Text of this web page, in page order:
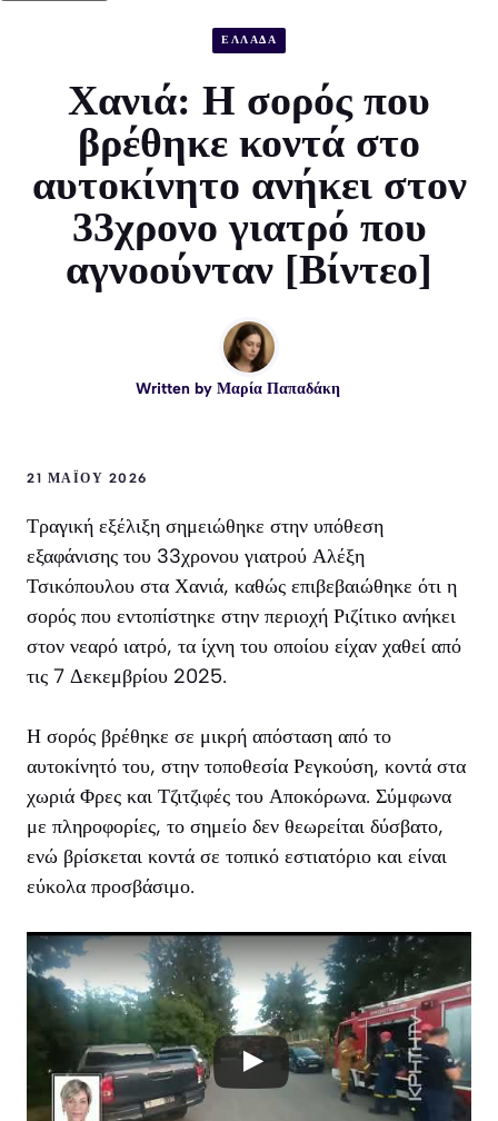
ΕΛΛΑΔΑ
Χανιά: Η σορός που
βρέθηκε κοντά στο
αυτοκίνητο ανήκει στον
33χρονο γιατρό που
αγνοούνταν [Βίντεο]
Written by Μαρία Παπαδάκη
21 ΜΑΪ́ΟΥ 2026
Τραγική εξέλιξη σημειώθηκε στην υπόθεση
εξαφάνισης του 33χρονου γιατρού Αλέξη
Τσικόπουλου στα Χανιά, καθώς επιβεβαιώθηκε ότι η
σορός που εντοπίστηκε στην περιοχή Ριζίτικο ανήκει
στον νεαρό ιατρό, τα ίχνη του οποίου είχαν χαθεί από
τις 7 Δεκεμβρίου 2025.
Η σορός βρέθηκε σε μικρή απόσταση από το
αυτοκίνητό του, στην τοποθεσία Ρεγκούση, κοντά στα
χωριά Φρες και Τζιτζιφές του Αποκόρωνα. Σύμφωνα
με πληροφορίες, το σημείο δεν θεωρείται δύσβατο,
ενώ βρίσκεται κοντά σε τοπικό εστιατόριο και είναι
εύκολα προσβάσιμο.